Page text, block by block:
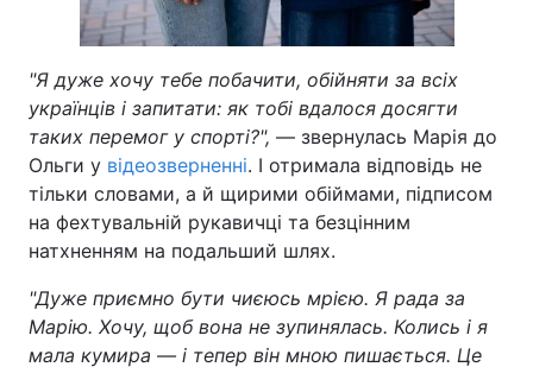
"Я дуже хочу тебе побачити, обійняти за всіх
українців і запитати: як тобі вдалося досягти
таких перемог у спорті?", — звернулась Марія до
Ольги у відеозверненні. І отримала відповідь не
тільки словами, а й щирими обіймами, підписом
на фехтувальній рукавичці та безцінним
натхненням на подальший шлях.
"Дуже приємно бути чиєюсь мрією. Я рада за
Марію. Хочу, щоб вона не зупинялась. Колись і я
мала кумира — і тепер він мною пишається. Це